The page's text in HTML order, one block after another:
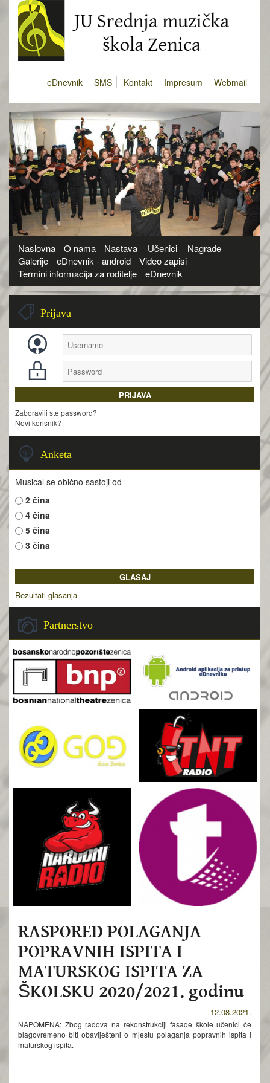
eDnevnik SMS Kontakt Impresum Webmail
Naslovna O nama Nastava Učenici
Nagrade
Galerije
eDnevnik - android
Video zapisi
Termini informacija za roditelje
eDnevnik
Prijava
Zaboravili ste password?
Novi korisnik?
Anketa
Musical se obično sastoji od
2 čina
4 čina
5 čina
3 čina
Rezultati glasanja
Partnerstvo
RASPORED POLAGANJA
POPRAVNIH ISPITA I
MATURSKOG ISPITA ZA
ŠKOLSKU 2020/2021. godinu
12.08.2021.
NAPOMENA: Zbog radova na rekonstrukciji fasade škole učenici će
blagovremeno biti obaviješteni o mjestu polaganja popravnih ispita i
maturskog ispita.